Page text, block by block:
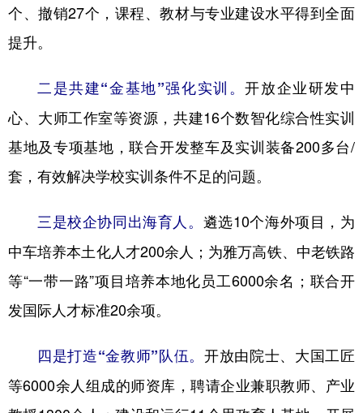
浙江 安徽 福建 江西
广东 广西 海南 重庆
四川 贵州 云南 西藏
陕西 甘肃 青海 宁夏
多语种频道
English Español Français عربى
Русский язык
Deutsch Português
个、撤销27个，课程、教材与专业建设水平得到全面
提升。
二是共建“金基地”强化实训。开放企业研发中
心、大师工作室等资源，共建16个数智化综合性实训
基地及专项基地，联合开发整车及实训装备200多台/
套，有效解决学校实训条件不足的问题。
三是校企协同出海育人。 遴选10个海外项目，为
中车培养本土化人才200余人；为雅万高铁、中老铁路
等“一带一路”项目培养本地化员工6000余名；联合开
发国际人才标准20余项。
四是打造“金教师”队伍。 开放由院士、大国工匠
等6000余人组成的师资库，聘请企业兼职教师、产业